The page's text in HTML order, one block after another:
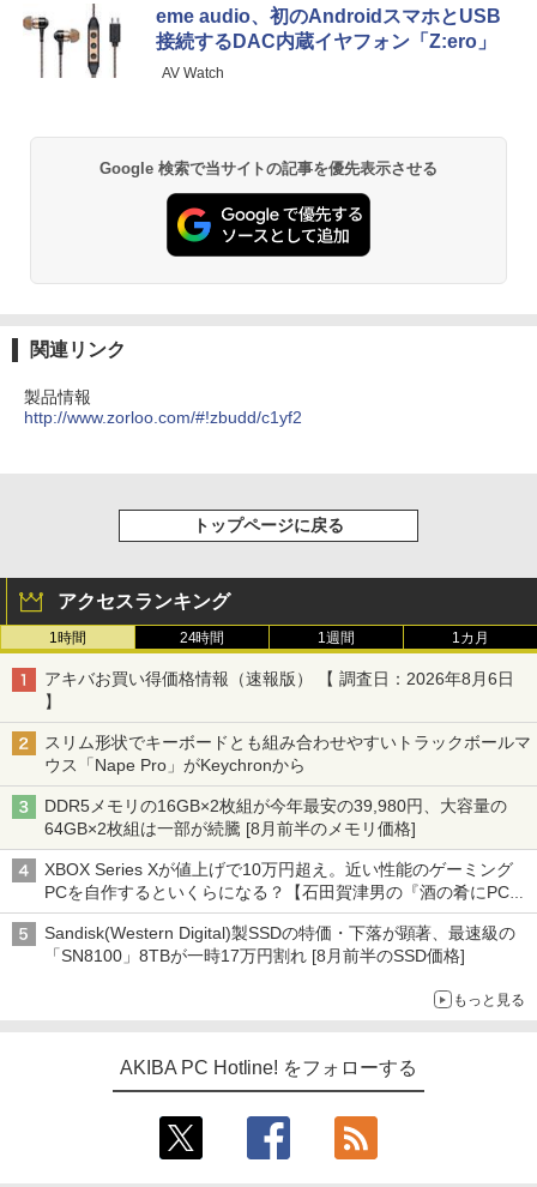
eme audio、初のAndroidスマホとUSB
接続するDAC内蔵イヤフォン「Z:ero」
AV Watch
Google 検索で当サイトの記事を優先表示させる
関連リンク
製品情報
http://www.zorloo.com/#!zbudd/c1yf2
トップページに戻る
アクセスランキング
1時間 24時間 1週間 1カ月
アキバお買い得価格情報（速報版） 【 調査日：2026年8月6日
】
スリム形状でキーボードとも組み合わせやすいトラックボールマ
ウス「Nape Pro」がKeychronから
DDR5メモリの16GB×2枚組が今年最安の39,980円、大容量の
64GB×2枚組は一部が続騰 [8月前半のメモリ価格]
XBOX Series Xが値上げで10万円超え。近い性能のゲーミング
PCを自作するといくらになる？【石田賀津男の『酒の肴にPCゲ
ーム』】
Sandisk(Western Digital)製SSDの特価・下落が顕著、最速級の
「SN8100」8TBが一時17万円割れ [8月前半のSSD価格]
もっと見る
AKIBA PC Hotline! をフォローする